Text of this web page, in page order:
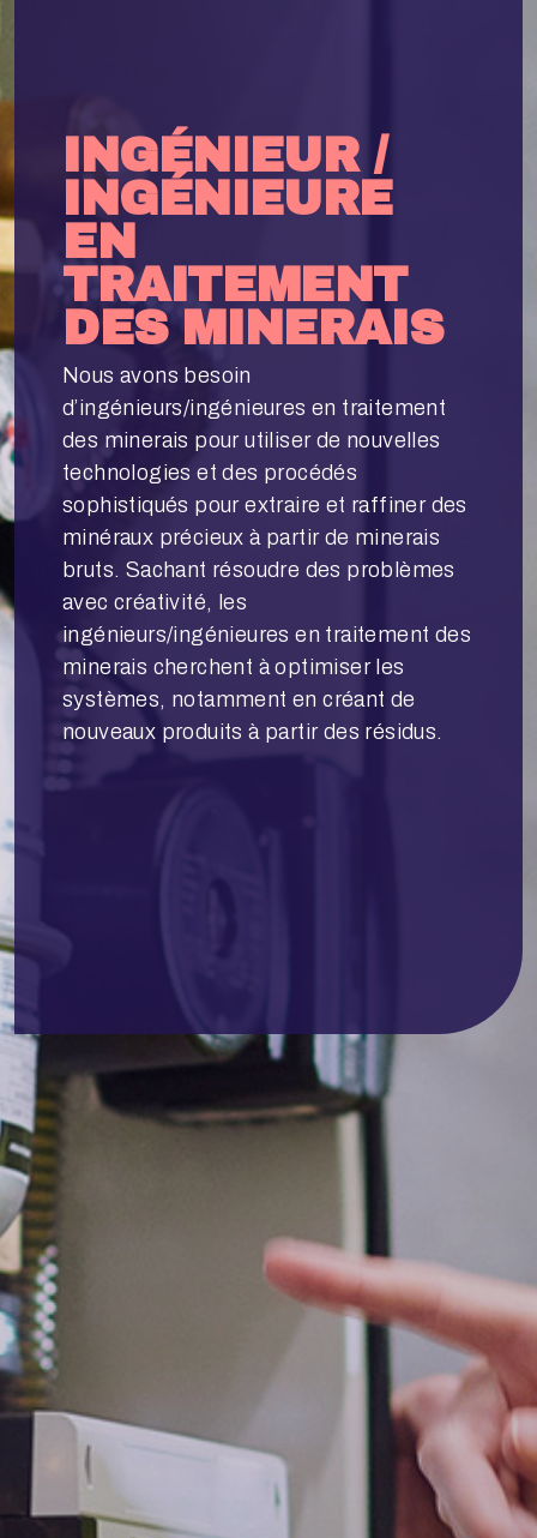
INGÉNIEUR /
INGÉNIEURE
EN
TRAITEMENT
DES MINERAIS
Nous avons besoin
d’ingénieurs/ingénieures en traitement
des minerais pour utiliser de nouvelles
technologies et des procédés
sophistiqués pour extraire et raffiner des
minéraux précieux à partir de minerais
bruts. Sachant résoudre des problèmes
avec créativité, les
ingénieurs/ingénieures en traitement des
minerais cherchent à optimiser les
systèmes, notamment en créant de
nouveaux produits à partir des résidus.